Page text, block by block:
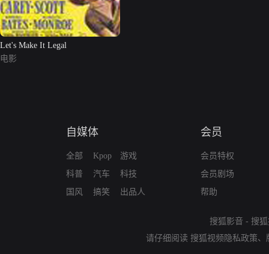
Let's Make It Legal
电影
自媒体
全部
科普
国风
Kpop
汽车
搞笑
游戏
科技
出品人
会员
会员特权
会员剧场
帮助
搜狐影音 - 搜
请仔细阅读 搜狐视频隐私政策、